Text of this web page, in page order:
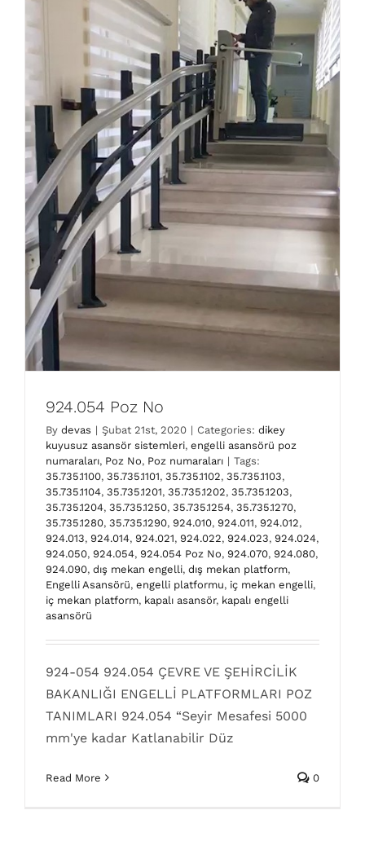
924.054 Poz No
By devas | Şubat 21st, 2020 | Categories: dikey
kuyusuz asansör sistemleri, engelli asansörü poz
numaraları, Poz No, Poz numaraları | Tags:
35.735.1100, 35.735.1101, 35.735.1102, 35.735.1103,
35.735.1104, 35.735.1201, 35.735.1202, 35.735.1203,
35.735.1204, 35.735.1250, 35.735.1254, 35.735.1270,
35.735.1280, 35.735.1290, 924.010, 924.011, 924.012,
924.013, 924.014, 924.021, 924.022, 924.023, 924.024,
924.050, 924.054, 924.054 Poz No, 924.070, 924.080,
924.090, dış mekan engelli, dış mekan platform,
Engelli Asansörü, engelli platformu, iç mekan engelli,
iç mekan platform, kapalı asansör, kapalı engelli
asansörü
924-054 924.054 ÇEVRE VE ŞEHİRCİLİK
BAKANLIĞI ENGELLİ PLATFORMLARI POZ
TANIMLARI 924.054 “Seyir Mesafesi 5000
mm'ye kadar Katlanabilir Düz
Read More 0
poz numaraları
Poz No Poz numaraları